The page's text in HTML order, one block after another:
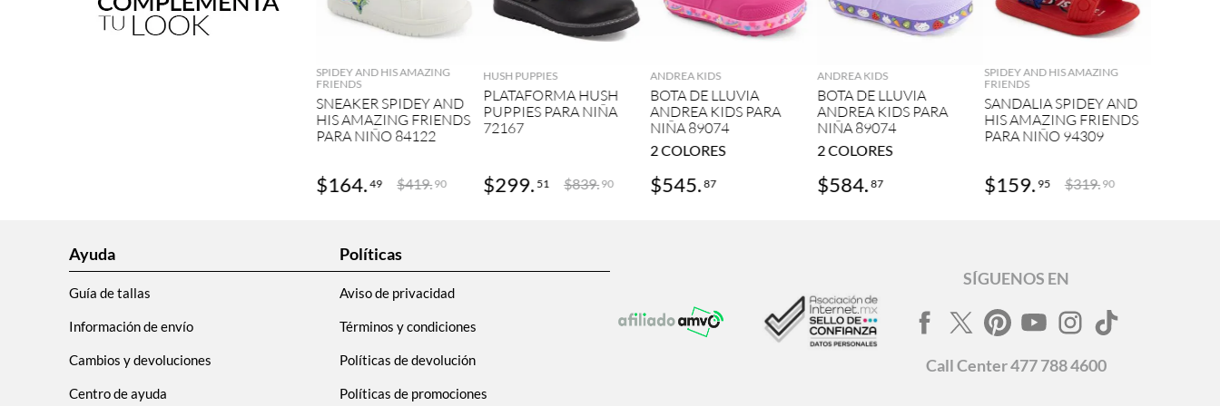
AGREGAR
SPIDEY AND HIS AMAZING
FRIENDS
SNEAKER SPIDEY AND
HIS AMAZING FRIENDS
PARA NIÑO 84122
$164.49 $419.90
AGREGAR
HUSH PUPPIES
PLATAFORMA HUSH
PUPPIES PARA NIÑA
72167
$299. 51 $839. 90
AGREGAR
ANDREA KIDS
BOTA DE LLUVIA
ANDREA KIDS PARA
NIÑA 89074
2COLORES
$545.87
AGREGAR
ANDREA KIDS
BOTA DE LLUVIA
ANDREA KIDS PARA
NIÑA 89074
2COLORES
$584.87
AGREGAR
SPIDEY AND HIS AMAZING
FRIENDS
SANDALIA SPIDEY AND
HIS AMAZING FRIENDS
PARA NIÑO 94309
$159. 95 $319. 90
Ayuda
Guía de tallas
Información de envío
Cambios y devoluciones
Centro de ayuda
Políticas
Aviso de privacidad
Términos y condiciones
Políticas de devolución
Políticas de promociones
SÍGUENOS EN
CallCenter477 788 4600